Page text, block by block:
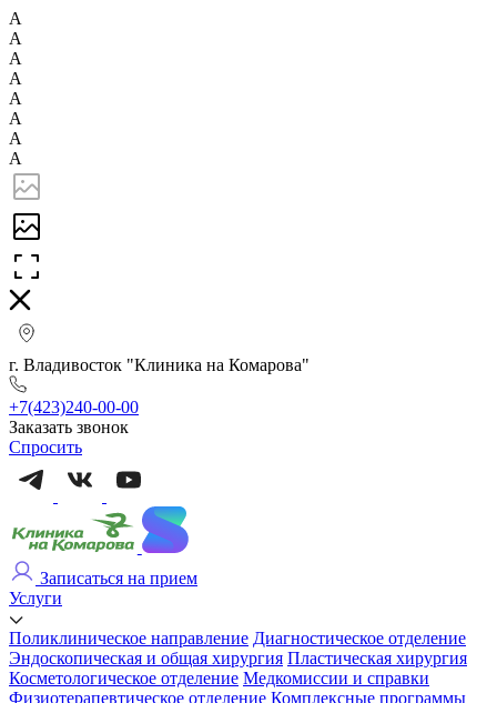
А
А
А
А
А
А
А
А
г. Владивосток "Клиника на Комарова"
+7(423)240-00-00
Заказать звонок
Спросить
Записаться на прием
Услуги
Поликлиническое направление Диагностическое отделение
Эндоскопическая и общая хирургия Пластическая хирургия
Косметологическое отделение Медкомиссии и справки
Физиотерапевтическое отделение Комплексные программы